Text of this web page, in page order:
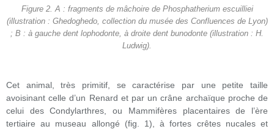
Figure 2. A : fragments de mâchoire de Phosphatherium escuilliei
(illustration : Ghedoghedo, collection du musée des Confluences de Lyon)
; B : à gauche dent lophodonte, à droite dent bunodonte (illustration : H.
Ludwig).
Cet animal, très primitif, se caractérise par une petite taille
avoisinant celle d’un Renard et par un crâne archaïque proche de
celui des Condylarthres, ou Mammifères placentaires de l’ère
tertiaire au museau allongé (fig. 1), à fortes crêtes nucales et